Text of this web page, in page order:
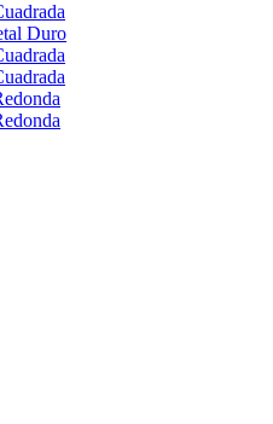
Duro